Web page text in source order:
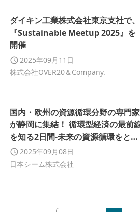
ダイキン工業株式会社東京支社で、
『Sustainable Meetup 2025』を
開催
2025年09月11日
株式会社OVER20＆Company.
国内・欧州の資源循環分野の専門家
が静岡に集結！ 循環型経済の最前
を知る2日間-未来の資源循環をとも
に描く 「Closed Loop Recycle
Forum 2025」 11月25日〜26日開
2025年09月08日
日本シーム株式会社